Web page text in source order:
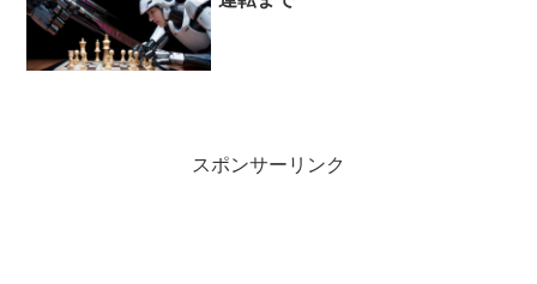
スポンサーリンク